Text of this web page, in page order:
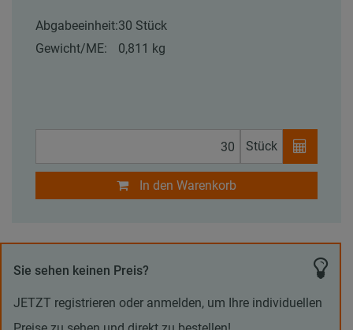
Abgabeeinheit:30 Stück
Gewicht/ME:
0,811 kg
Stück
In den Warenkorb
Sie sehen keinen Preis?
JETZT registrieren oder anmelden, um Ihre individuellen